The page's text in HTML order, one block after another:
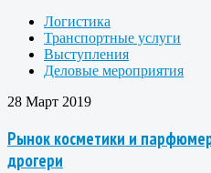
Логистика
Транспортные услуги
Выступления
Деловые мероприятия
28 Март 2019
Рынок косметики и
дрогери